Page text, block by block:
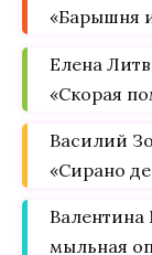
«Барышня
Елена
«Скорая
Василий
«Сирано
Валентина
мыльная